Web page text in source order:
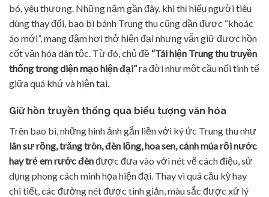
bó, yêu thương. Những năm gần đây, khi thị hiếu người tiêu
dùng thay đổi, bao bì bánh Trung thu cũng dần được “khoác
áo mới”, mang đậm hơi thở hiện đại nhưng vẫn giữ được hồn
cốt văn hóa dân tộc. Từ đó, chủ đề “Tái hiện Trung thu truyền
thống trong diện mạo hiện đại”ra đời như một cầu nối tinh tế
giữa quá khứ và hiện tại.
Giữ hồn truyền thống qua biểu tượng văn hóa
Trên bao bì, những hình ảnh gắn liền với ký ức Trung thu như
lân sư rồng, trăng tròn, đèn lồng, hoa sen, cảnh múa rối nước
hay trẻ em rước đènđược đưa vào với nét vẽ cách điệu, sử
dụng phong cách minh họa hiện đại. Thay vì quá cầu kỳ hay
chi tiết, các đường nét được tinh giản, màu sắc được xử lý